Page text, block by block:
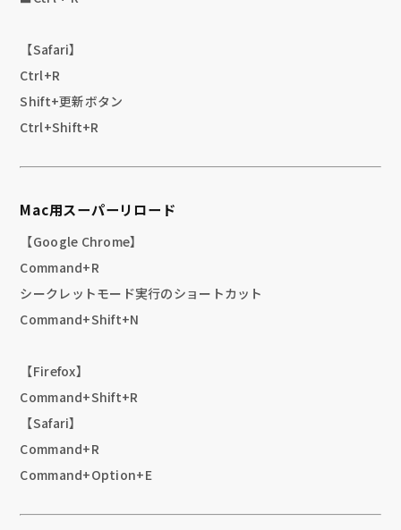
【Safari】
Ctrl+R
Shift+更新ボタン
Ctrl+Shift+R
Mac用スーパーリロード
【Google Chrome】
Command+R
シークレットモード実行のショートカット
Command+Shift+N
【Firefox】
Command+Shift+R
【Safari】
Command+R
Command+Option+E